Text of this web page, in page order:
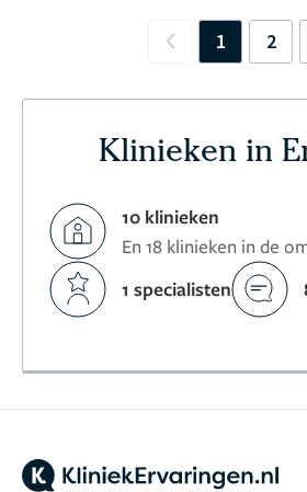
Previous
1 2
Klinieken in
10 klinieken
En 18 klinieken in de
1 specialisten